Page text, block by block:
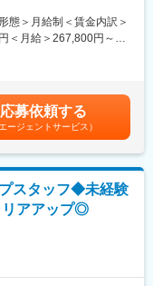
ト
取り組み
（スーパーバイザー）
はマネジメントや本部
ます。
ード、各種サービス案
態＞月給制＜賃金内訳＞
＜月給＞267,800円～
応募依頼する
エージェントサービス）
スタッフ◆未経験
リアアップ◎